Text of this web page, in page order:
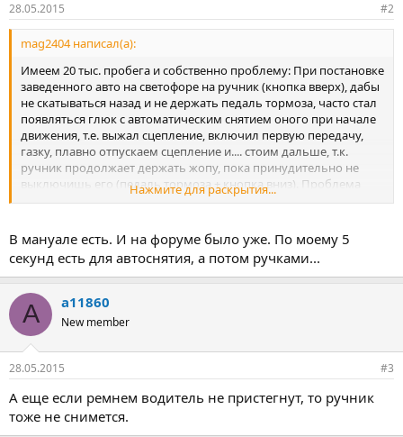
28.05.2015 #2
mag2404 написал(а):
Имеем 20 тыс. пробега и собственно проблему: При постановке
заведенного авто на светофоре на ручник (кнопка вверх), дабы
не скатываться назад и не держать педаль тормоза, часто стал
появляться глюк с автоматическим снятием оного при начале
движения, т.е. выжал сцепление, включил первую передачу,
газку, плавно отпускаем сцепление и.... стоим дальше, т.к.
ручник продолжает держать жопу, пока принудительно не
выключишь его (педаль тормоза + кнопка вниз). Проблема
проявляется хаотично, но с каждым днём прогрессирует.
работала, как ни в чем не бывало. Сказали приезжайте уже на
ТО, тогда и посмотрим.
Вопрос: одинок ли я в данной проблеме?
Нажмите для раскрытия...
В мануале есть. И на форуме было уже. По моему 5
секунд есть для автоснятия, а потом ручками...
A a11860
New member
28.05.2015 #3
А еще если ремнем водитель не пристегнут, то ручник
тоже не снимется.